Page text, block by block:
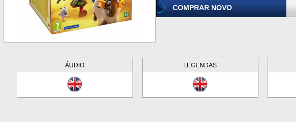
COMPRAR NOVO
ÁUDIO LEGENDAS